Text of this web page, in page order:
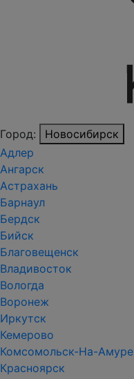
Город:
Новосибирск
Адлер
Ангарск
Астрахань
Барнаул
Бердск
Бийск
Благовещенск
Владивосток
Вологда
Воронеж
Иркутск
Кемерово
Комсомольск-На-Амуре
Красноярск